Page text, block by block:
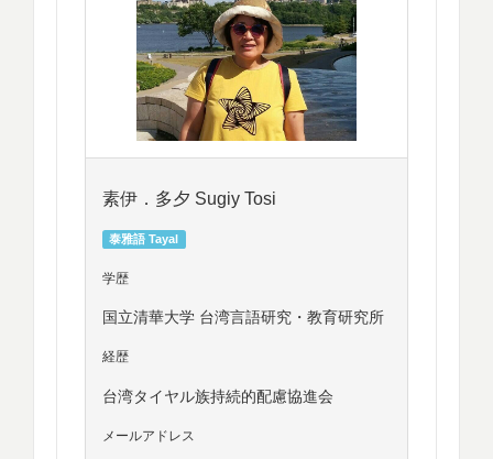
素伊．多夕 Sugiy Tosi
泰雅語 Tayal
学歴
国立清華大学 台湾言語研究・教育研究所
経歴
台湾タイヤル族持続的配慮協進会
メールアドレス